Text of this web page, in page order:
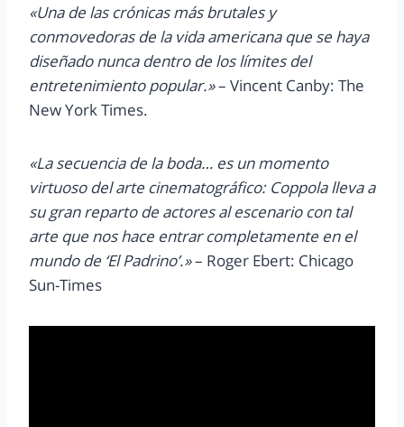
«Una de las crónicas más brutales y
conmovedoras de la vida americana que se haya
diseñado nunca dentro de los límites del
entretenimiento popular.»– Vincent Canby: The
New York Times.
«La secuencia de la boda… es un momento
virtuoso del arte cinematográfico: Coppola lleva a
su gran reparto de actores al escenario con tal
arte que nos hace entrar completamente en el
mundo de ‘El Padrino’.»– Roger Ebert: Chicago
Sun-Times